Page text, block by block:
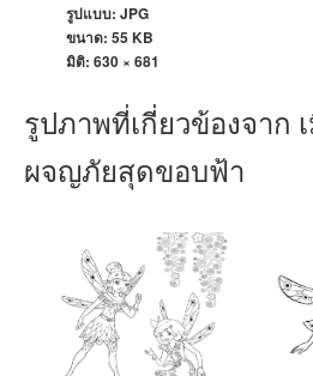
รูปแบบ: JPG
ขนาด: 55 KB
มิติ: 630 × 681
รูปภาพที่เกี่ยวข้องจาก
ผจญภัยสุดขอบฟ้า